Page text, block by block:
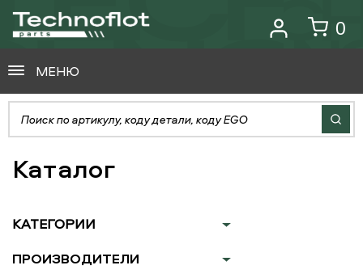
0
МЕНЮ
Каталог
КАТЕГОРИИ
ПРОИЗВОДИТЕЛИ